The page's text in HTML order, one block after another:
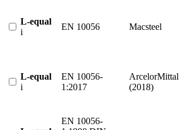
L-equal
i
EN 10056 Macsteel
L-equal
i
EN 10056-
1:2017
ArcelorMittal
(2018)
EN 10056-